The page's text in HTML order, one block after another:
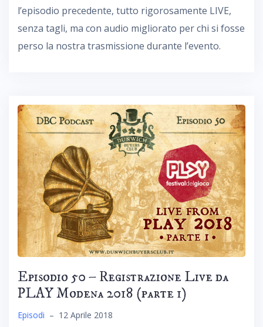
l’episodio precedente, tutto rigorosamente LIVE,
senza tagli, ma con audio migliorato per chi si fosse
perso la nostra trasmissione durante l’evento.
Episodio 50 – Registrazione Live da
PLAY Modena 2018 (parte 1)
Episodi – 12 Aprile 2018